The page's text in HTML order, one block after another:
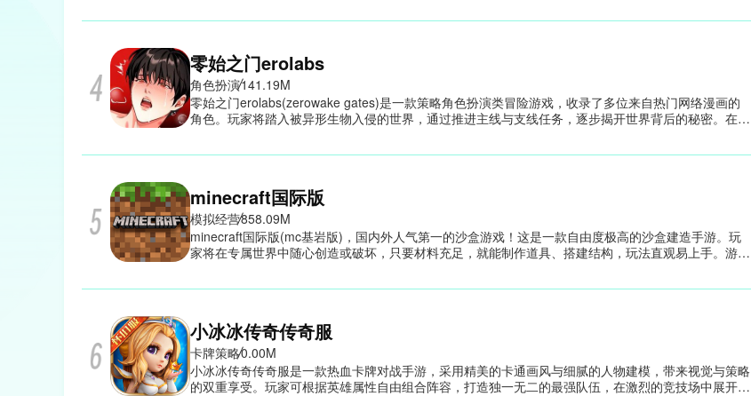
零始之门erolabs
角色扮演141.19M
零始之门erolabs(zerowake gates)是一款策略角色扮演类冒险游戏，收录了多位来自热门网络漫画的
角色。玩家将踏入被异形生物入侵的世界，通过推进主线与支线任务，逐步揭开世界背后的秘密。在零
minecraft国际版
模拟经营858.09M
minecraft国际版(mc基岩版)，国内外人气第一的沙盒游戏！这是一款自由度极高的沙盒建造手游。玩
家将在专属世界中随心创造或破坏，只要材料充足，就能制作道具、搭建结构，玩法直观易上手。游戏
小冰冰传奇传奇服
卡牌策略0.00M
小冰冰传奇传奇服是一款热血卡牌对战手游，采用精美的卡通画风与细腻的人物建模，带来视觉与策略
的双重享受。玩家可根据英雄属性自由组合阵容，打造独一无二的最强队伍，在激烈的竞技场中展开策